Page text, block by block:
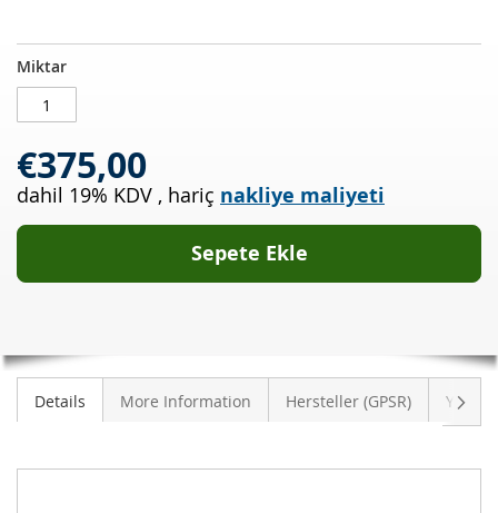
Dizel
partikül
filtresi
320d
xDrive
(E90)
STOKTA
MEVCUT
Miktar
€375,00
dahil 19% KDV , hariç nakliye maliyeti
Sepete Ekle
Details More Information Hersteller (GPSR)